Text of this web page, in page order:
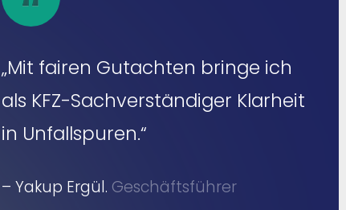
„Mit fairen Gutachten bringe ich
als KFZ-Sachverständiger Klarheit
in Unfallspuren.“
– Yakup Ergül. Geschäftsführer